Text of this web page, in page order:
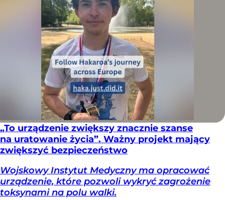
„To urządzenie zwiększy znacznie szanse
na uratowanie życia”. Ważny projekt mający
zwiększyć bezpieczeństwo
Wojskowy Instytut Medyczny ma opracować
urządzenie, które pozwoli wykryć zagrożenie
toksynami na polu walki.